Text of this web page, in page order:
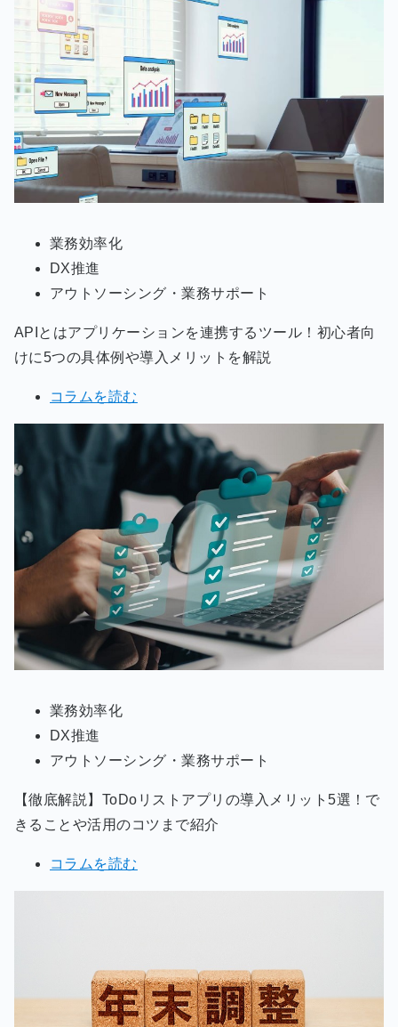
業務効率化
DX推進
アウトソーシング・業務サポート
APIとはアプリケーションを連携するツール！初心者向
けに5つの具体例や導入メリットを解説
コラムを読む
業務効率化
DX推進
アウトソーシング・業務サポート
【徹底解説】ToDoリストアプリの導入メリット5選！で
きることや活用のコツまで紹介
コラムを読む